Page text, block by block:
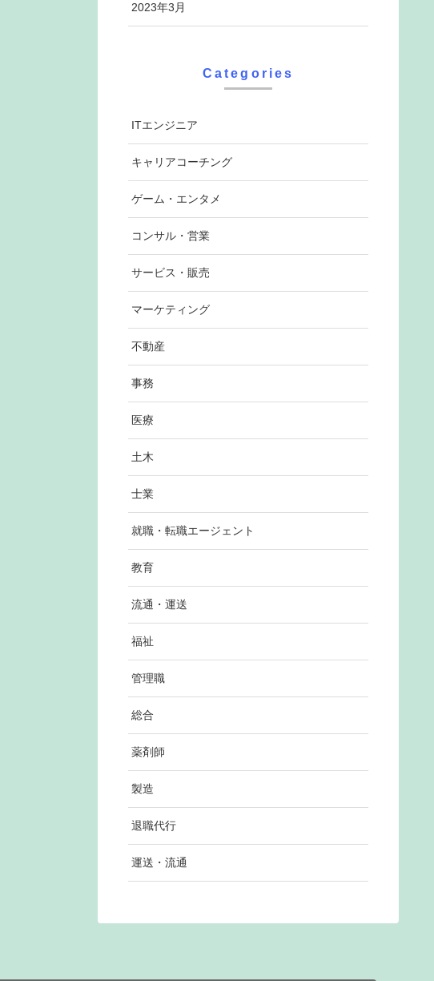
2023年3月
Categories
ITエンジニア
キャリアコーチング
ゲーム・エンタメ
コンサル・営業
サービス・販売
マーケティング
不動産
事務
医療
土木
士業
就職・転職エージェント
教育
流通・運送
福祉
管理職
総合
薬剤師
製造
退職代行
運送・流通